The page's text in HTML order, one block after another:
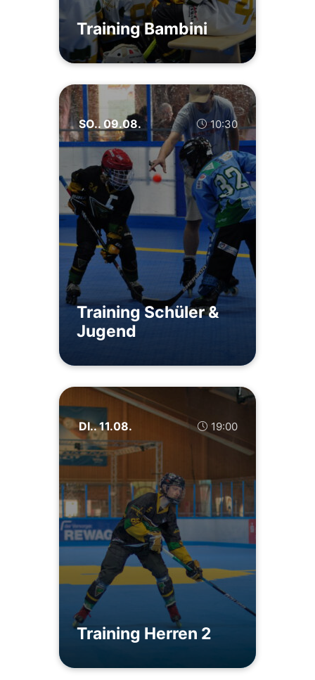
Training Bambini
SO.. 09.08. 10:30
Training Schüler &
Jugend
DI.. 11.08. 19:00
Training Herren 2